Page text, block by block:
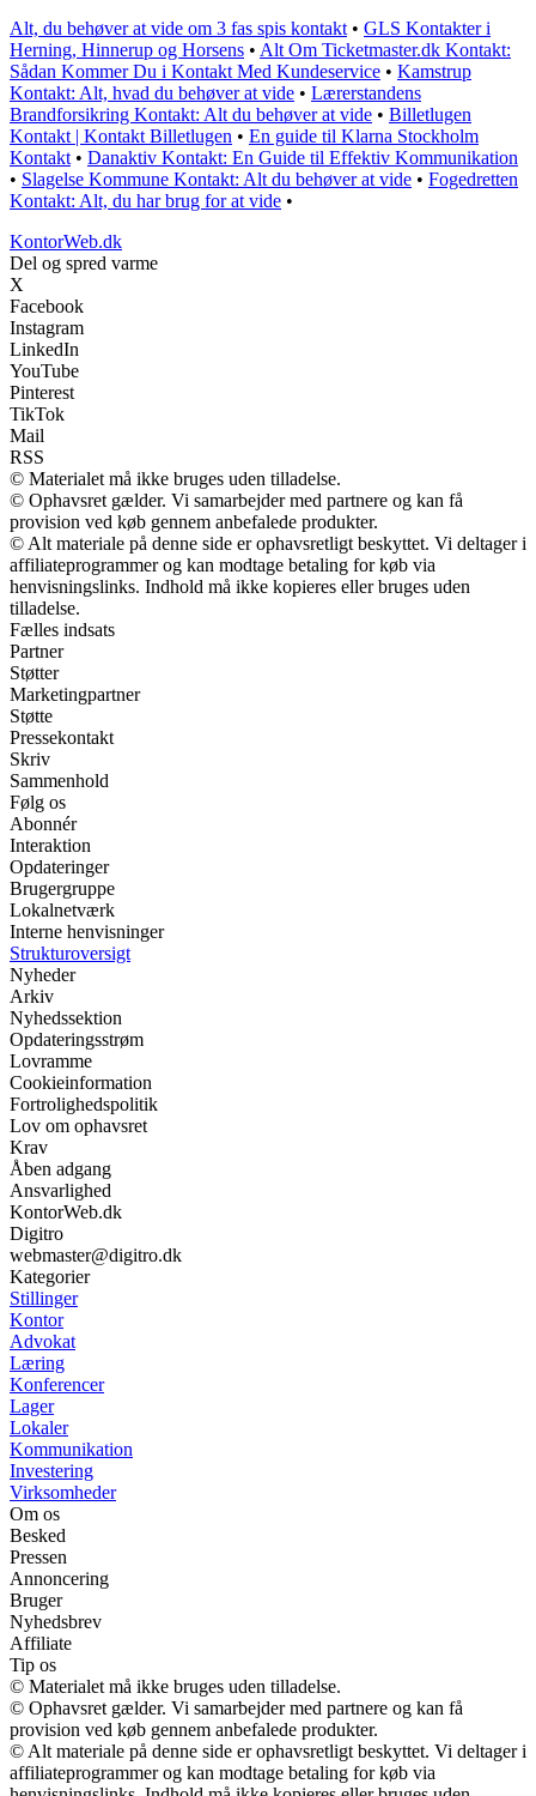
Alt, du behøver at vide om 3 fas spis kontakt • GLS Kontakter i
Herning, Hinnerup og Horsens • Alt Om Ticketmaster.dk Kontakt:
Sådan Kommer Du i Kontakt Med Kundeservice • Kamstrup
Kontakt: Alt, hvad du behøver at vide • Lærerstandens
Brandforsikring Kontakt: Alt du behøver at vide • Billetlugen
Kontakt | Kontakt Billetlugen • En guide til Klarna Stockholm
Kontakt • Danaktiv Kontakt: En Guide til Effektiv Kommunikation
• Slagelse Kommune Kontakt: Alt du behøver at vide • Fogedretten
Kontakt: Alt, du har brug for at vide •
KontorWeb.dk
Del og spred varme
X
Facebook
Instagram
LinkedIn
YouTube
Pinterest
TikTok
Mail
RSS
© Materialet må ikke bruges uden tilladelse.
© Ophavsret gælder. Vi samarbejder med partnere og kan få
provision ved køb gennem anbefalede produkter.
© Alt materiale på denne side er ophavsretligt beskyttet. Vi deltager i
affiliateprogrammer og kan modtage betaling for køb via
henvisningslinks. Indhold må ikke kopieres eller bruges uden
tilladelse.
Fælles indsats
Partner
Støtter
Marketingpartner
Støtte
Pressekontakt
Skriv
Sammenhold
Følg os
Abonnér
Interaktion
Opdateringer
Brugergruppe
Lokalnetværk
Interne henvisninger
Strukturoversigt
Nyheder
Arkiv
Nyhedssektion
Opdateringsstrøm
Lovramme
Cookieinformation
Fortrolighedspolitik
Lov om ophavsret
Krav
Åben adgang
Ansvarlighed
KontorWeb.dk
Digitro
webmaster@digitro.dk
Kategorier
Stillinger
Kontor
Advokat
Læring
Konferencer
Lager
Lokaler
Kommunikation
Investering
Virksomheder
Om os
Besked
Pressen
Annoncering
Bruger
Nyhedsbrev
Affiliate
Tip os
© Materialet må ikke bruges uden tilladelse.
© Ophavsret gælder. Vi samarbejder med partnere og kan få
provision ved køb gennem anbefalede produkter.
© Alt materiale på denne side er ophavsretligt beskyttet. Vi deltager i
affiliateprogrammer og kan modtage betaling for køb via